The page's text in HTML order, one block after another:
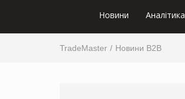
Новини Аналітика
TradeMaster Новини B2B